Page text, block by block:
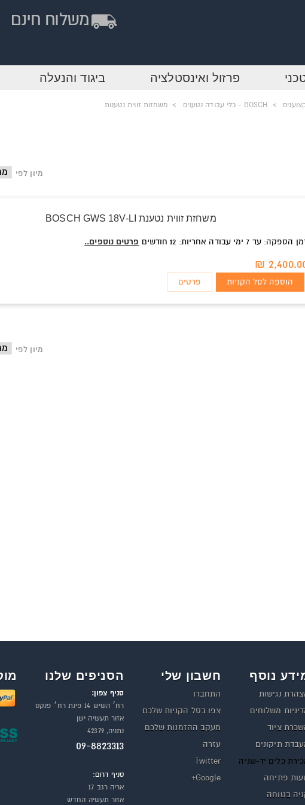
פרזול ואינסטלציה ביגוד והנעלה
> BOSCH - כלי עבודה נטענים > משחזות זווית נטענות
מיון לפי
משחזת זווית נטענת BOSCH GWS 18V-LI
הספקה: עד 7 ימי עבודה אחריות: 12 חודשים פרטים נוספים..
2,400.00
הוספה לסל הקניות פרטים
מיון לפי
נוסף
נגישות
משלוחים
ציוד
תיקונים
כלים יד-שניה
פתיחה
בטוחה
חשבון שלי
התחברו
צפו בסל הקניות שלכם
מעקב ההזמנות שלכם
עזרה
Twitter
Google+
הסניפים שלנו
סניף צפון:
רח׳ השיש 14 פינת רח׳ פנקס
אזור תעשיה ישן
נתניה, 42379
09-8823313
סניף דרום:
אריה רגב 17
אזור תעשיה החדש